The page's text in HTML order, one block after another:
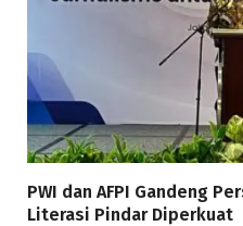
PWI dan AFPI Gandeng
Literasi Pindar Diperkuat